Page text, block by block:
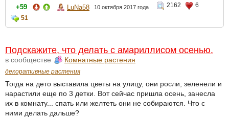
+59 LuNa58 10 октября 2017 года 2162
6
51
Подскажите, что делать с амариллисом осенью.
в сообществе Комнатные растения
декоративные растения
Тогда на дето выставила цветы на улицу, они росли, зеленели и
нарастили еще по 3 детки. Вот сейчас пришла осень, занесла
их в комнату... спать или желтеть они не собираются. Что с
ними делать дальше?